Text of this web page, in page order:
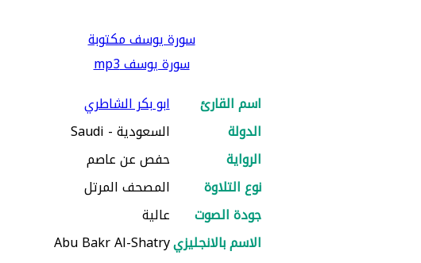
سورة يوسف مكتوبة
سورة يوسف mp3
اسم القارئ
ابو بكر الشاطري
الدولة
السعودية - Saudi
الرواية
حفص عن عاصم
نوع التلاوة
المصحف المرتل
جودة الصوت
عالية
الاسم بالانجليزيAbu Bakr Al-Shatry